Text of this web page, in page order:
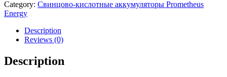
PE
1205
quantity
Category: Свинцово-кислотные аккумуляторы Prometheus
Energy
Description
Reviews (0)
Description